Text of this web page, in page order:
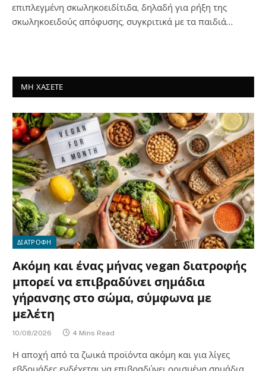
επιπλεγμένη σκωληκοειδίτιδα, δηλαδή για ρήξη της
σκωληκοειδούς απόφυσης, συγκριτικά με τα παιδιά…
ΜΗ ΧΑΣΕΤΕ
ΔΙΑΤΡΟΦΗ
Ακόμη και ένας μήνας vegan διατροφής
μπορεί να επιβραδύνει σημάδια
γήρανσης στο σώμα, σύμφωνα με
μελέτη
10/08/2026 4 Mins Read
Η αποχή από τα ζωικά προϊόντα ακόμη και για λίγες
εβδομάδες ενδέχεται να επιβραδύνει ορισμένα σημάδια